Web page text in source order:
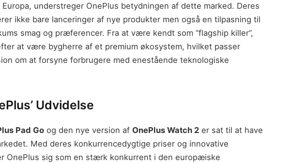
understreger OnePlus betydningen af dette marked. Deres
ikke bare lanceringer af nye produkter men også en tilpasning til
smag og præferencer. Fra at være kendt som “flagship killer”,
at være bygherre af et premium økosystem, hvilket passer
om at forsyne forbrugere med enestående teknologiske
Udvidelse
Pad Go og den nye version af OnePlus Watch 2 er sat til at have
Med deres konkurrencedygtige priser og innovative
OnePlus sig som en stærk konkurrent i den europæiske